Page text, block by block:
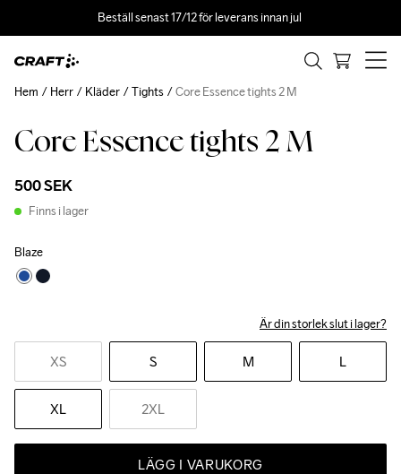
Beställ senast 17/12 för leverans innan jul
Core Essence tights 2 M
500 SEK
Finns i lager
Blaze
Är din storlek slut i lager?
XS S M L
XL 2XL
LÄGG I VARUKORG
Hem Herr Kläder Tights Core Essence tights 2 M